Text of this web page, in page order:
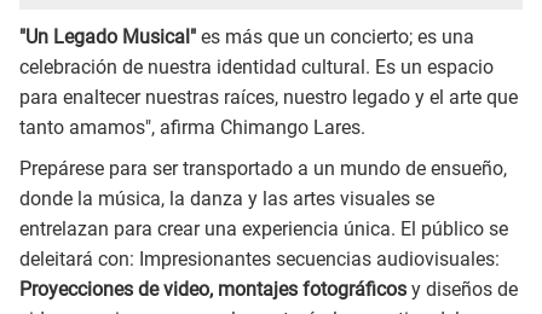
"Un Legado Musical" es más que un concierto; es una
celebración de nuestra identidad cultural. Es un espacio
para enaltecer nuestras raíces, nuestro legado y el arte que
tanto amamos", afirma Chimango Lares.
Prepárese para ser transportado a un mundo de ensueño,
donde la música, la danza y las artes visuales se
entrelazan para crear una experiencia única. El público se
deleitará con: Impresionantes secuencias audiovisuales:
Proyecciones de video, montajes fotográficos y diseños de